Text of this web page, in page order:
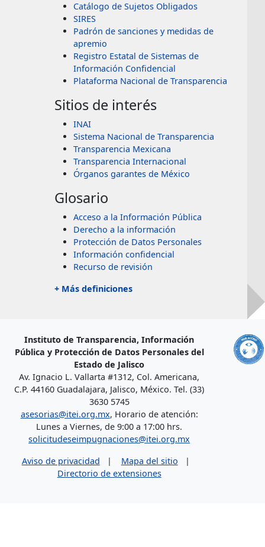
Catálogo de Sujetos Obligados
SIRES
Padrón de sanciones y medidas de
apremio
Registro Estatal de Sistemas de
Información Confidencial
Plataforma Nacional de Transparencia
Sitios de interés
INAI
Sistema Nacional de Transparencia
Transparencia Mexicana
Transparencia Internacional
Órganos garantes de México
Glosario
Acceso a la Información Pública
Derecho a la información
Protección de Datos Personales
Información confidencial
Recurso de revisión
+ Más definiciones
Instituto de Transparencia, Información
Pública y Protección de Datos Personales del
Estado de Jalisco
Av. Ignacio L. Vallarta #1312, Col. Americana,
C.P. 44160 Guadalajara, Jalisco, México. Tel. (33)
3630 5745
asesorias@itei.org.mx, Horario de atención:
Lunes a Viernes, de 9:00 a 17:00 hrs.
solicitudeseimpugnaciones@itei.org.mx
Aviso de privacidad | Mapa del sitio |
Directorio de extensiones